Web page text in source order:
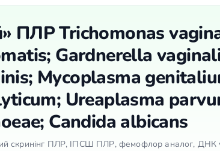
ПЛР Trichomonas
Gardnerella
Mycoplasma
Ureaplasma
Candida albicans
скринінг ПЛР, ІПСШ ПЛР, фемофлор аналог, ДНК